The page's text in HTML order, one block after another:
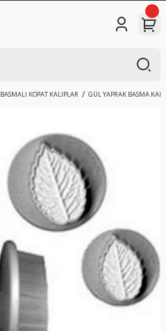
BASMALI KOPAT KALIPLAR GÜL YAPRAK BASMA